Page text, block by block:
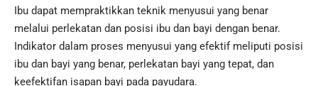
Ibu dapat mempraktikkan teknik menyusui yang benar
melalui perlekatan dan posisi ibu dan bayi dengan benar.
Indikator dalam proses menyusui yang efektif meliputi posisi
ibu dan bayi yang benar, perlekatan bayi yang tepat, dan
keefektifan isapan bayi pada payudara.